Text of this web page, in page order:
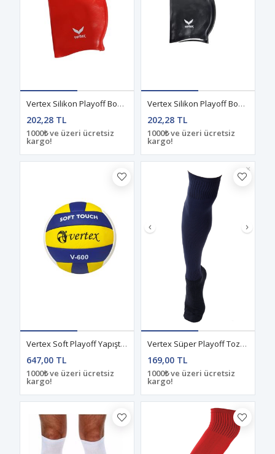
Vertex Silikon Playoff Bone Kırmızı
202,28 TL
1000₺ ve üzeri ücretsiz
kargo!
Vertex Silikon Playoff Bone Siyah
202,28 TL
1000₺ ve üzeri ücretsiz
kargo!
Vertex Soft Playoff Yapıştırma Vl 600 Voleybol Topu
647,00 TL
1000₺ ve üzeri ücretsiz
kargo!
Vertex Süper Playoff Tozluk Siyah
169,00 TL
1000₺ ve üzeri ücretsiz
kargo!